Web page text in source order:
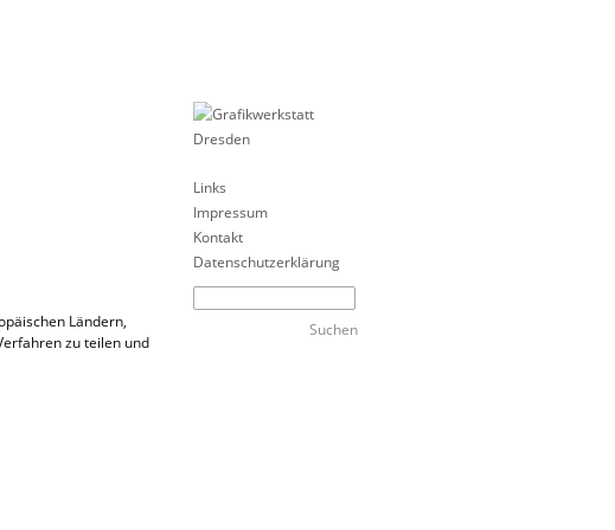
Ländern,
zu teilen und
Links
Impressum
Kontakt
Datenschutzerklärung